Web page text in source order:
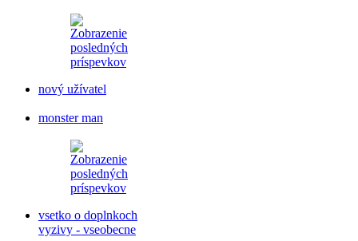
nový užívatel
monster man
vsetko o doplnkoch
vyzivy - vseobecne